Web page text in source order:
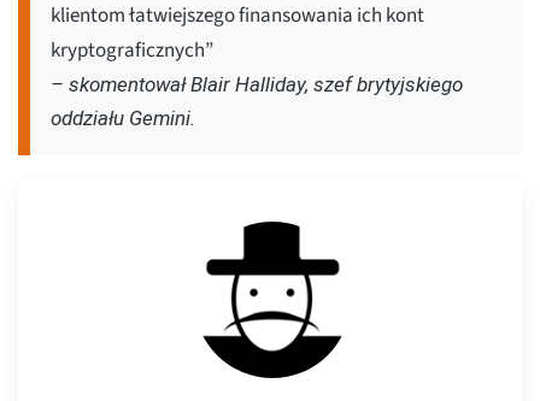
klientom łatwiejszego finansowania ich kont
kryptograficznych”
– skomentował Blair Halliday, szef brytyjskiego
oddziału Gemini.